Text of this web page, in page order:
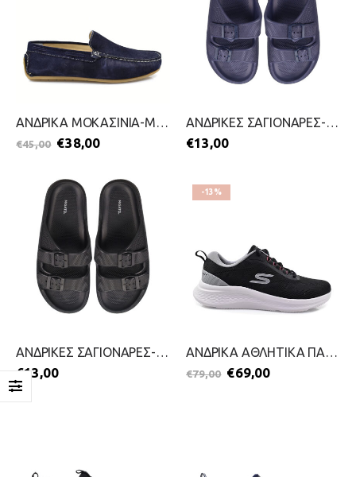
ΑΝΔΡΙΚΑ ΜΟΚΑΣΙΝΙΑ-MEMBER-2199-0573-ΜΠΛΕ
€45,00 €38,00
ΑΝΔΡΙΚΕΣ ΣΑΓΙΟΝΑΡΕΣ-MIGATO-2499-0572-ΜΠΛΕ
€13,00
ΑΝΔΡΙΚΕΣ ΣΑΓΙΟΝΑΡΕΣ-MIGATO-2499-0572-ΜΑΥΡΟ
€13,00
-13%
ΑΝΔΡΙΚΑ ΑΘΛΗΤΙΚΑ ΠΑΠΟΥΤΣΙΑ-SKECHERS-2699-0059-ΜΑΥΡΟ
€79,00 €69,00